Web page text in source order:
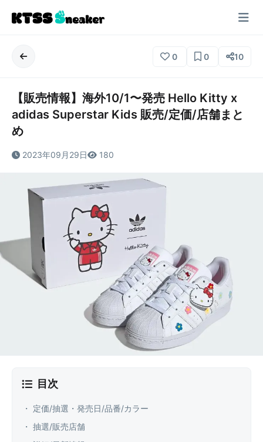
0 0 10
【販売情報】海外10/1〜発売 Hello Kitty x
adidas Superstar Kids 販売/定価/店舗まと
め
2023年09月29日 180
目次
・ 定価/抽選・発売日/品番/カラー
・ 抽選/販売店舗